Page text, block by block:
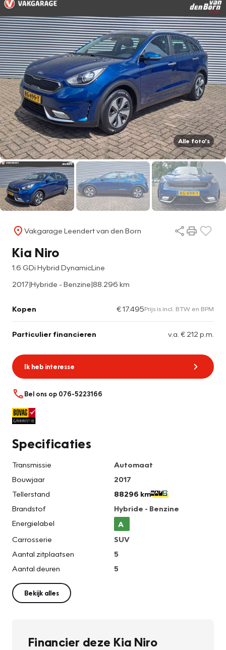
Alle foto's
Vakgarage Leendert van den Born
Kia Niro
1.6 GDi Hybrid DynamicLine
2017|Hybride - Benzine|88.296 km
Kopen € 17.495Prijs is incl. BTW en BPM
Particulier financieren v.a. € 212 p.m.
Ik heb interesse
Bel ons op 076-5223166
Specificaties
Transmissie
Automaat
Bouwjaar
2017
Tellerstand
88296 km
Brandstof
Hybride - Benzine
Energielabel
A
Carrosserie
SUV
Aantal zitplaatsen
5
Aantal deuren
5
Bekijk alles
Financier deze Kia Niro